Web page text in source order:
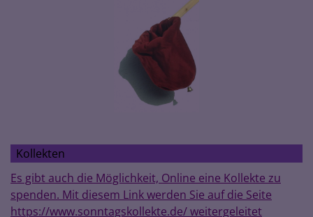
Kollekten
Es gibt auch die Möglichkeit, Online eine Kollekte zu
spenden. Mit diesem Link werden Sie auf die Seite
https://www.sonntagskollekte.de/ weitergeleitet